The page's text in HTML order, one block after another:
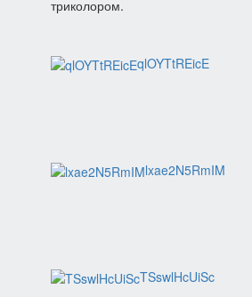
триколором.
qlOYTtREicE
lxae2N5RmIM
TSswlHcUiSc